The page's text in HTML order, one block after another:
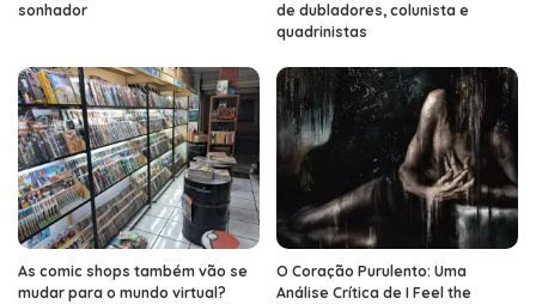
sonhador
de dubladores, colunista e
quadrinistas
As comic shops também vão se
mudar para o mundo virtual?
O Coração Purulento: Uma
Análise Crítica de I Feel the